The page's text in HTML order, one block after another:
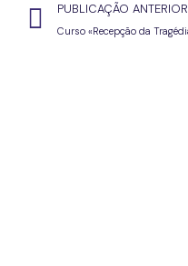
PUBLICAÇÃO ANTERIOR